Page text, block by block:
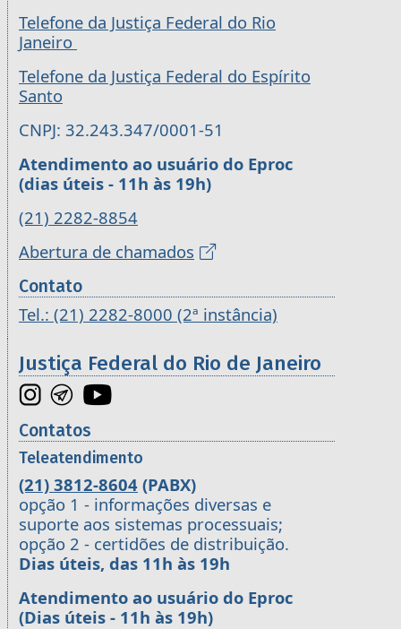
Telefone da Justiça Federal do Rio
Janeiro
Telefone da Justiça Federal do Espírito
Santo
CNPJ: 32.243.347/0001-51
Atendimento ao usuário do Eproc
(dias úteis - 11h às 19h)
(21) 2282-8854
Abertura de chamados
Contato
Tel.: (21) 2282-8000 (2ª instância)
Justiça Federal do Rio de Janeiro
Contatos
Teleatendimento
(21) 3812-8604 (PABX)
opção 1 - informações diversas e
suporte aos sistemas processuais;
opção 2 - certidões de distribuição.
Dias úteis, das 11h às 19h
Atendimento ao usuário do Eproc
(Dias úteis - 11h às 19h)